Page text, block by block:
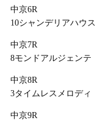
中京6R
10シャンデリアハウス
中京7R
8モンドアルジェンテ
中京8R
3タイムレスメロディ
中京9R